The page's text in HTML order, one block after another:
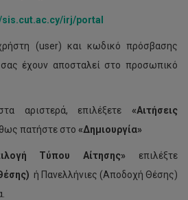
sis.cut.ac.cy/irj/portal
(user) και κωδικό πρόσβασης
έχουν αποσταλεί στο προσωπικό
αριστερά, επιλέξετε«Αιτήσεις
πατήστε στο «Δημιουργία»
Τύπου Αίτησης» επιλέξτε
ή Πανελλήνιες (Αποδοχή Θέσης)